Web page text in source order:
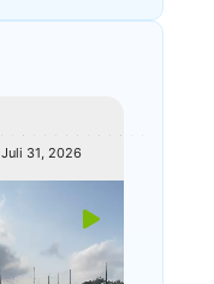
Juli 31, 2026